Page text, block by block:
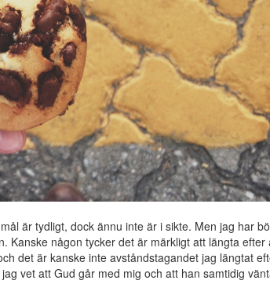
är tydligt, dock ännu inte är i sikte. Men jag har
Kanske någon tycker det är märkligt att längta efter
det är kanske inte avståndstagandet jag längtat
vet att Gud går med mig och att han samtidig